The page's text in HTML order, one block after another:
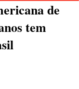
de
tem